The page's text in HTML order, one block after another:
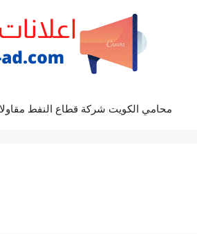
محامي الكويت شركة قطاع النفط